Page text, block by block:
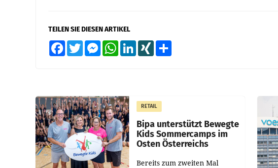
TEILEN SIE DIESEN ARTIKEL
FacebookTwitter MessengerWhatsAppLinkedInXING
RETAIL
Bipa unterstützt Bewegte
Kids Sommercamps im
Osten Österreichs
Bereits zum zweiten Mal